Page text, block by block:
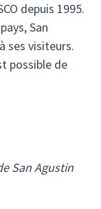
depuis 1995.
San
ses visiteurs.
possible de
San Agustin